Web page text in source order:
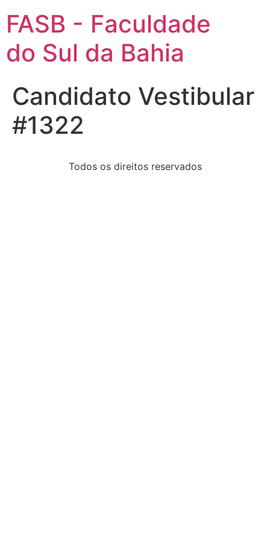
FASB - Faculdade
do Sul da Bahia
Candidato Vestibular
#1322
Todos os direitos reservados